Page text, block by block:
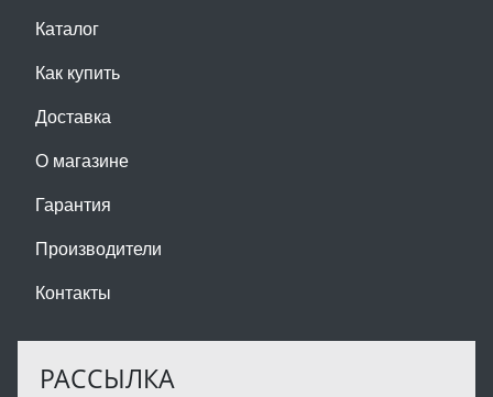
Каталог
Как купить
Доставка
О магазине
Гарантия
Производители
Контакты
РАССЫЛКА